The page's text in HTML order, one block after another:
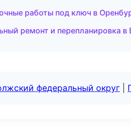
работы под ключ в
ремонт и перепланировка в
федеральный округ